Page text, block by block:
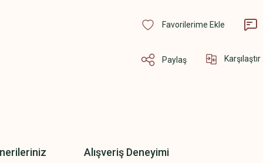
Paylaş Karşılaştır
Alışveriş Deneyimi